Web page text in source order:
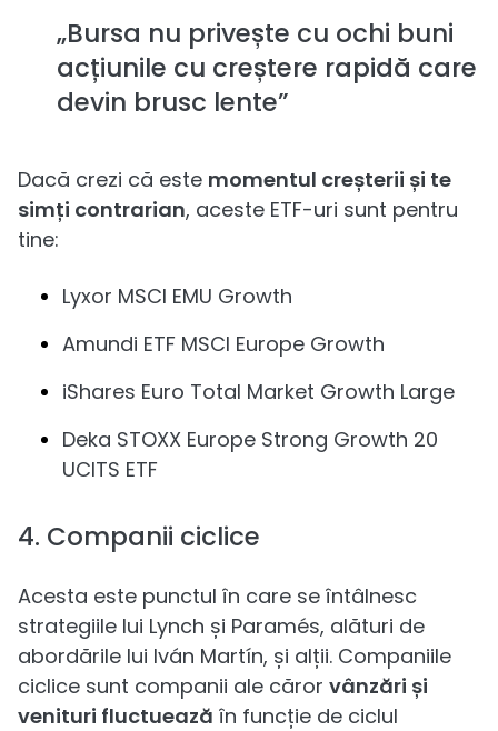
„Bursa nu privește cu ochi buni
acțiunile cu creștere rapidă care
devin brusc lente”
Dacă crezi că este momentul creșterii și te
simți contrarian, aceste ETF-uri sunt pentru
tine:
Lyxor MSCI EMU Growth
Amundi ETF MSCI Europe Growth
iShares Euro Total Market Growth Large
Deka STOXX Europe Strong Growth 20
UCITS ETF
4. Companii ciclice
Acesta este punctul în care se întâlnesc
strategiile lui Lynch și Paramés, alături de
abordările lui Iván Martín, și alții. Companiile
ciclice sunt companii ale căror vânzări și
venituri fluctuează în funcție de ciclul